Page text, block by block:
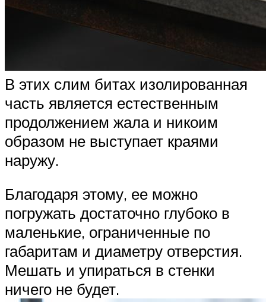
В этих слим битах изолированная
часть является естественным
продолжением жала и никоим
образом не выступает краями
наружу.
Благодаря этому, ее можно
погружать достаточно глубоко в
маленькие, ограниченные по
габаритам и диаметру отверстия.
Мешать и упираться в стенки
ничего не будет.